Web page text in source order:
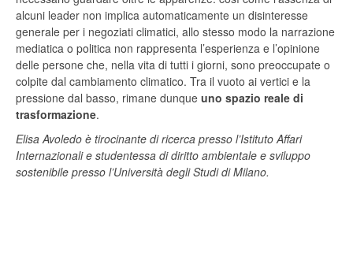
alcuni leader non implica automaticamente un disinteresse
generale per i negoziati climatici, allo stesso modo la narrazione
mediatica o politica non rappresenta l’esperienza e l’opinione
delle persone che, nella vita di tutti i giorni, sono preoccupate o
colpite dal cambiamento climatico. Tra il vuoto ai vertici e la
pressione dal basso, rimane dunque uno spazio reale di
trasformazione.
Elisa Avoledo è tirocinante di ricerca presso l’Istituto Affari
Internazionali e studentessa di diritto ambientale e sviluppo
sostenibile presso l’Università degli Studi di Milano.